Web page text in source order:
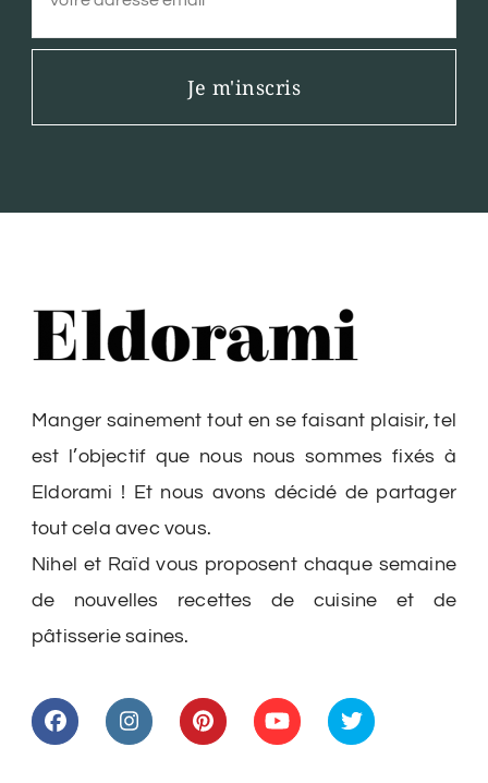
Je m'inscris
Manger sainement tout en se faisant plaisir, tel
est l’objectif que nous nous sommes fixés à
Eldorami ! Et nous avons décidé de partager
tout cela avec vous.
Nihel et Raïd vous proposent chaque semaine
de nouvelles recettes de cuisine et de
pâtisserie saines.